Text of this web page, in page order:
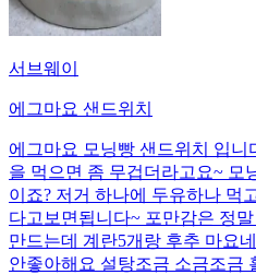
서브웨이
에그마요 샌드위치
에그마요 모닝빵 샌드위치 입
을 먹으면 좀 무겁더라고요~ 모
이죠? 저거 하나에 두유하나 먹
다고보면됩니다~ 포만감은 정
만드는데 계란5개랑 후추 마요
안좋아해요 설탕조금 소금조금